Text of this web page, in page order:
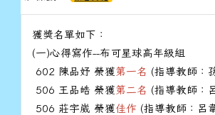
獲獎名單如下：
(一)心得寫作--布可星球高年級組
602 陳品妤 榮獲第一名 (指導教師：
506 王品皓 榮獲第二名 (指導教師：
506 莊宇崴 榮獲佳作 (指導教師：呂